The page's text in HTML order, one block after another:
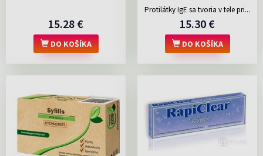
15.28 €
DO KOŠÍKA
Protilátky IgE sa tvoria v tele pri...
15.30 €
DO KOŠÍKA